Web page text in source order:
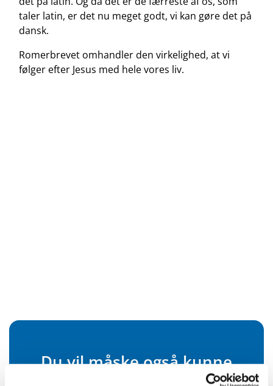
taler latin, er det nu meget godt, vi kan gøre det på
dansk.
Romerbrevet omhandler den virkelighed, at vi
følger efter Jesus med hele vores liv.
Du vil måske også kunne